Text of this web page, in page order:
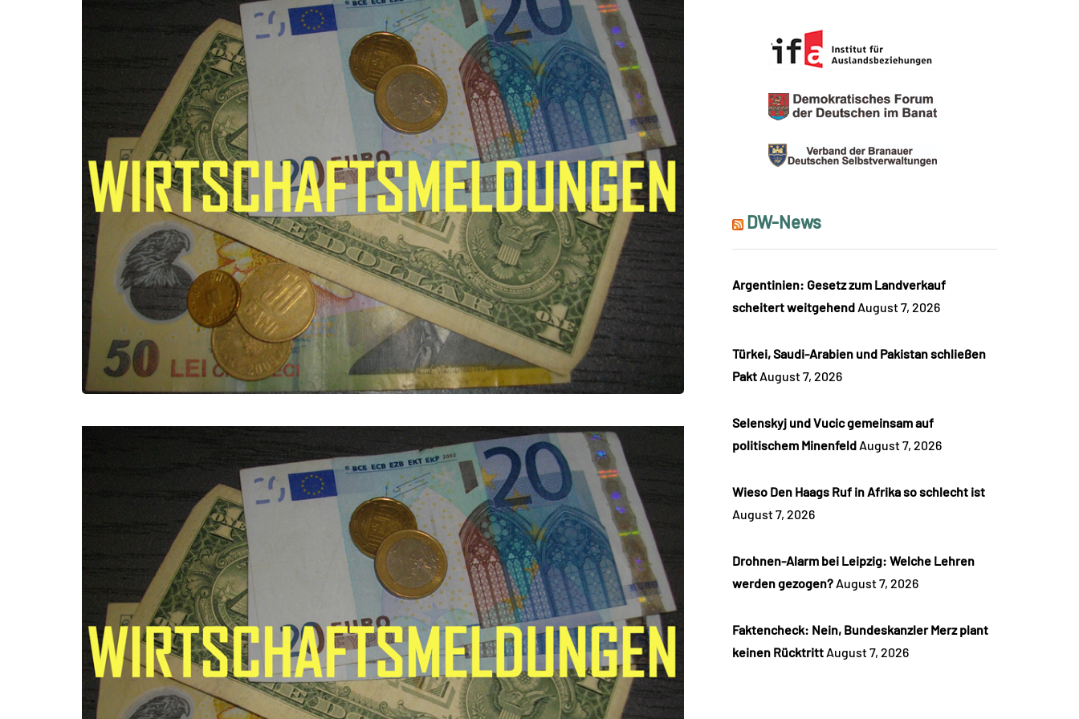
DW-News
Argentinien: Gesetz zum Landverkauf
scheitert weitgehend August 7, 2026
Türkei, Saudi-Arabien und Pakistan schließen
Pakt August 7, 2026
Selenskyj und Vucic gemeinsam auf
politischem Minenfeld August 7, 2026
Wieso Den Haags Ruf in Afrika so schlecht ist
August 7, 2026
Drohnen-Alarm bei Leipzig: Welche Lehren
werden gezogen? August 7, 2026
Faktencheck: Nein, Bundeskanzler Merz plant
keinen Rücktritt August 7, 2026